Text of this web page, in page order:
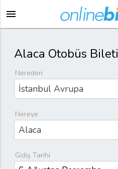
menu
Alaca Otobüs Bileti
Nereden
İstanbul Avrupa
Nereye
Alaca
Gidiş Tarihi